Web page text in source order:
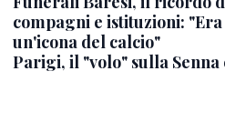
compagni e istituzioni:
un'icona del calcio"
Parigi, il "volo" sulla Senna